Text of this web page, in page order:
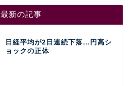
最新の記事
日経平均が2日連続下落…円高シ
ョックの正体